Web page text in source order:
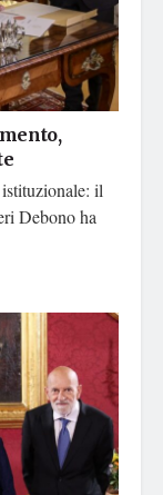
il
Debono ha